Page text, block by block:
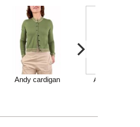
Andy cardigan Andy